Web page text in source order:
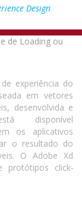
Design
experiência do
em vetores
desenvolvida e
disponível
os aplicativos
o resultado do
O Adobe Xd
protótipos click-